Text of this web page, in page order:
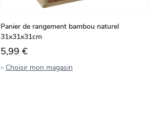
Panier de rangement bambou naturel
31x31x31cm
5,99 €
Choisir mon magasin